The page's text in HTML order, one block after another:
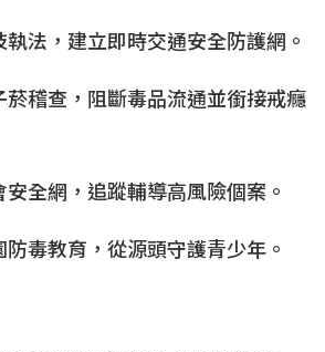
法，建立即時交通安全防護網。
菸稽查，阻斷毒品流通並銜接戒癮
全網，追蹤輔導高風險個案。
毒教育，從源頭守護青少年。